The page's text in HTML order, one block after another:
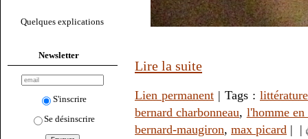
Quelques explications
Newsletter
S'inscrire
Se désinscrire
Lire la suite
Lien permanent | Tags : littérature
bernard charbonneau, l'homme
bernard-maugiron, max picard | |